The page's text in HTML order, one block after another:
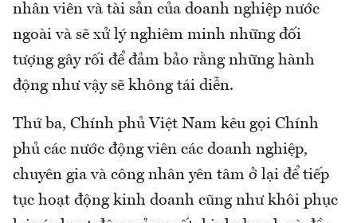
nhân viên và tài sản của doanh nghiệp nước
ngoài và sẽ xử lý nghiêm minh những đối
tượng gây rối để đảm bảo rằng những hành
động như vậy sẽ không tái diễn.
Thứ ba, Chính phủ Việt Nam kêu gọi Chính
phủ các nước động viên các doanh nghiệp,
chuyên gia và công nhân yên tâm ở lại để tiếp
tục hoạt động kinh doanh cũng như khôi phục